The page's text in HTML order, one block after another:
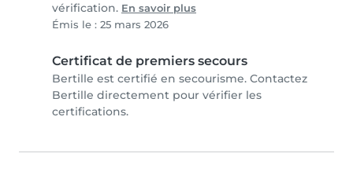
vérification. En savoir plus
Émis le : 25 mars 2026
Certificat de premiers secours
Bertille est certifié en secourisme. Contactez
Bertille directement pour vérifier les
certifications.